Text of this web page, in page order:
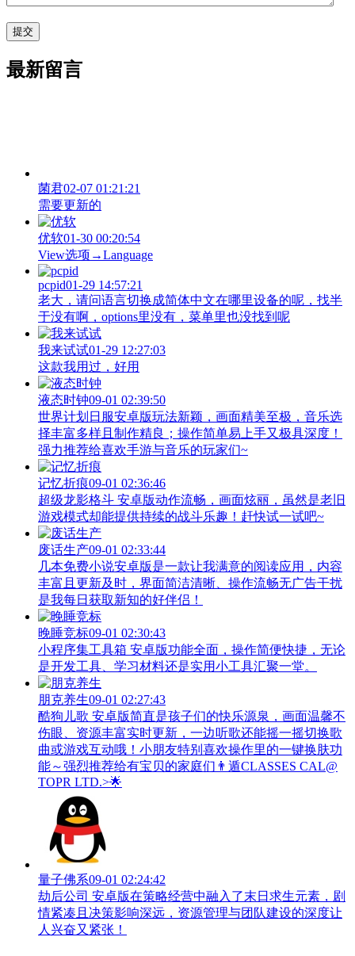
最新留言
菌君02-07 01:21:21
需要更新的
优软01-30 00:20:54
View‌选项→Language
pcpid01-29 14:57:21
老大，请问语言切换成简体中文在哪里设备的呢，找半
于没有啊，options里没有，菜单里也没找到呢
我来试试01-29 12:27:03
这款我用过，好用
液态时钟09-01 02:39:50
世界计划日服安卓版玩法新颖，画面精美至极，音乐选
择丰富多样且制作精良；操作简单易上手又极具深度！
强力推荐给喜欢手游与音乐的玩家们~
记忆折痕09-01 02:36:46
超级龙影格斗 安卓版动作流畅，画面炫丽，虽然是老旧
游戏模式却能提供持续的战斗乐趣！赶快试一试吧~
废话生产09-01 02:33:44
几本免费小说安卓版是一款让我满意的阅读应用，内容
丰富且更新及时，界面简洁清晰、操作流畅无广告干扰
是我每日获取新知的好伴侣！
晚睡竞标09-01 02:30:43
小程序集工具箱 安卓版功能全面，操作简便快捷，无论
是开发工具、学习材料还是实用小工具汇聚一堂。
朋克养生09-01 02:27:43
酷狗儿歌 安卓版简直是孩子们的快乐源泉，画面温馨不
伤眼、资源丰富实时更新，一边听歌还能摇一摇切换歌
曲或游戏互动哦！小朋友特别喜欢操作里的一键换肤功
能～强烈推荐给有宝贝的家庭们👨‍遁️CLASSES CAL@
TOPR LTD.>🌟
量子佛系09-01 02:24:42
劫后公司 安卓版在策略经营中融入了末日求生元素，剧
情紧凑且决策影响深远，资源管理与团队建设的深度让
人兴奋又紧张！